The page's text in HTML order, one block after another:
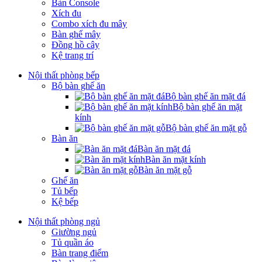
Bàn Console
Xích đu
Combo xích đu mây
Bàn ghế mây
Đồng hồ cây
Kệ trang trí
Nội thất phòng bếp
Bộ bàn ghế ăn
Bộ bàn ghế ăn mặt đá
Bộ bàn ghế ăn mặt
kính
Bộ bàn ghế ăn mặt gỗ
Bàn ăn
Bàn ăn mặt đá
Bàn ăn mặt kính
Bàn ăn mặt gỗ
Ghế ăn
Tủ bếp
Kệ bếp
Nội thất phòng ngủ
Giường ngủ
Tủ quần áo
Bàn trang điểm